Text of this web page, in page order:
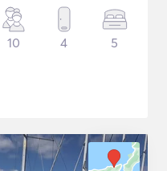
10 4 5